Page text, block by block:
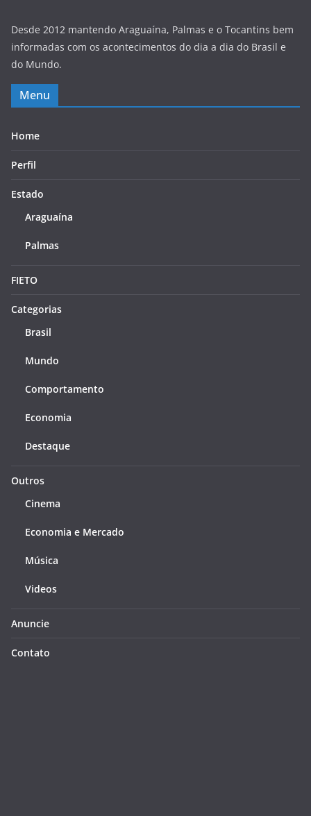
Desde 2012 mantendo Araguaína, Palmas e o Tocantins bem
informadas com os acontecimentos do dia a dia do Brasil e
do Mundo.
Menu
Home
Perfil
Estado
Araguaína
Palmas
FIETO
Categorias
Brasil
Mundo
Comportamento
Economia
Destaque
Outros
Cinema
Economia e Mercado
Música
Videos
Anuncie
Contato